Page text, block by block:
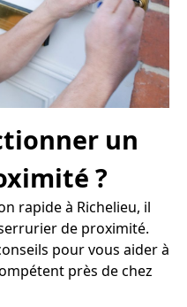
un
?
rapide à Richelieu, il
de proximité.
pour vous aider à
près de chez